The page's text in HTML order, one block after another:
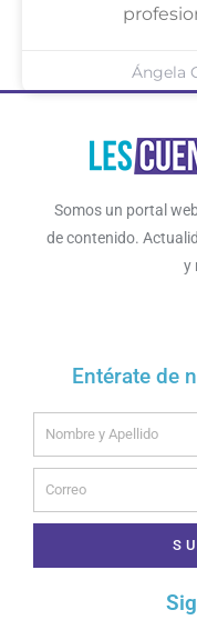
Ángela
Somos un portal
de contenido.
y
Entérate de